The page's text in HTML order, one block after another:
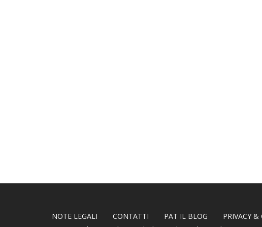
NOTE LEGALI CONTATTI PAT IL BLOG
PRIVACY &